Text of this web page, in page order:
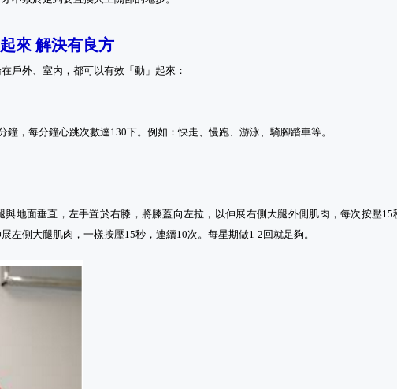
來 解決有良方
戶外、室內，都可以有效「動」起來：
，每分鐘心跳次數達130下。例如：快走、慢跑、游泳、騎腳踏車等。
地面垂直，左手置於右膝，將膝蓋向左拉，以伸展右側大腿外側肌肉，每次按壓15
左側大腿肌肉，一樣按壓15秒，連續10次。每星期做1-2回就足夠。